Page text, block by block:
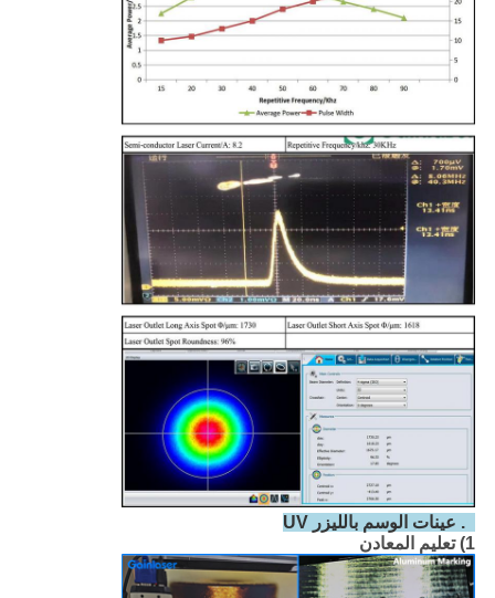
1) تعليم المعادن